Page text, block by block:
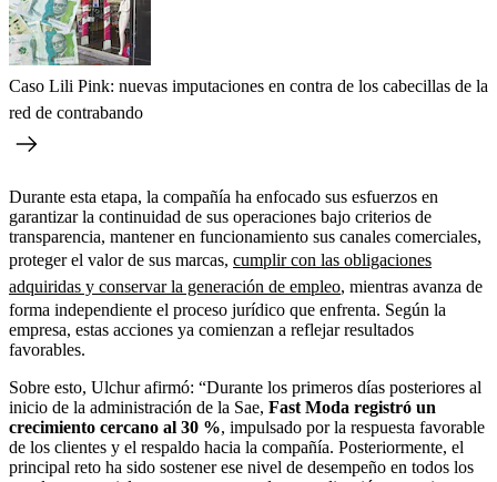
Caso Lili Pink: nuevas imputaciones en contra de los cabecillas de la
red de contrabando
Durante esta etapa, la compañía ha enfocado sus esfuerzos en
garantizar la continuidad de sus operaciones bajo criterios de
transparencia, mantener en funcionamiento sus canales comerciales,
proteger el valor de sus marcas, cumplir con las obligaciones
adquiridas y conservar la generación de empleo, mientras avanza de
forma independiente el proceso jurídico que enfrenta. Según la
empresa, estas acciones ya comienzan a reflejar resultados
favorables.
Sobre esto, Ulchur afirmó: “Durante los primeros días posteriores al
inicio de la administración de la Sae, Fast Moda registró un
crecimiento cercano al 30 %, impulsado por la respuesta favorable
de los clientes y el respaldo hacia la compañía. Posteriormente, el
principal reto ha sido sostener ese nivel de desempeño en todos los